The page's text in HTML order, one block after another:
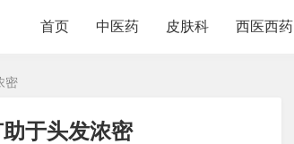
首页 中医药 皮肤科 西医西药
密
于头发浓密